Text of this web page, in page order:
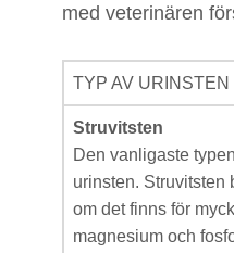
med veterinären
TYP AV URINSTEN
Struvitsten
Den vanligaste
urinsten. Struvitsten
om det finns för
magnesium och